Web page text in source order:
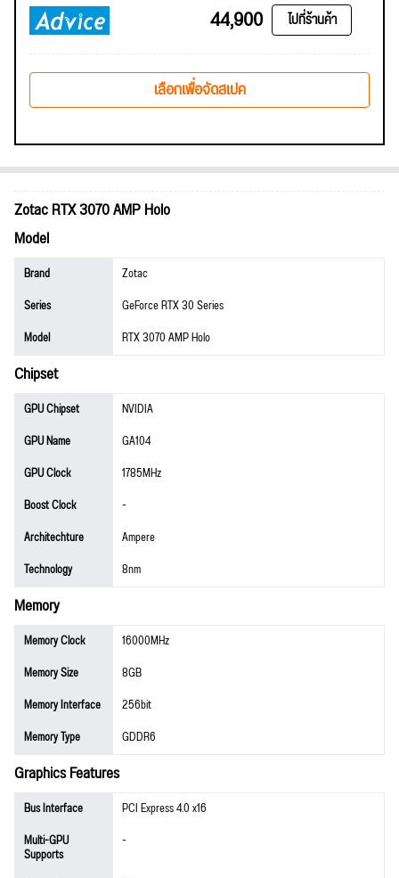
44,900 ไปที่ร้านค้า
เลือกเพื่อจัดสเปค
Zotac RTX 3070 AMP Holo
Model
Brand
Zotac
Series
GeForce RTX 30 Series
Model
RTX 3070 AMP Holo
Chipset
GPU Chipset
NVIDIA
GPU Name
GA104
GPU Clock
1785MHz
Boost Clock
-
Architechture
Ampere
Technology
8nm
Memory
Memory Clock
16000MHz
Memory Size
8GB
Memory Interface
256bit
Memory Type
GDDR6
Graphics Features
Bus Interface
PCI Express 4.0 x16
Multi-GPU
Supports
-